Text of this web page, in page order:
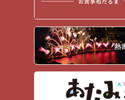
2017年4
2017年3
2017年2
2017年1
2016年12月